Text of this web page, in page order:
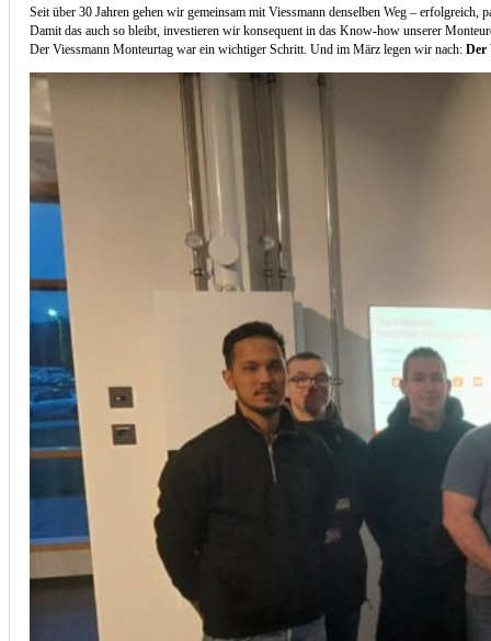
Seit über 30 Jahren gehen wir gemeinsam mit Viessmann denselben Weg – erfolgreich,
Damit das auch so bleibt, investieren wir konsequent in das Know-how unserer
Der Viessmann Monteurtag war ein wichtiger Schritt. Und im März legen wir nach:Der
Installation von Klimaanlagen
SERVICE
Wir legen großen Wert auf Qualität und
Kundenzufriedenheit. Bei der Installation von
Klimaanlagen verwenden wir nur hochwertige
Produkte führender Hersteller und gewährleisten,
dass jede Installation nicht nur effizient, sondern
auch energieeinsparend ist.